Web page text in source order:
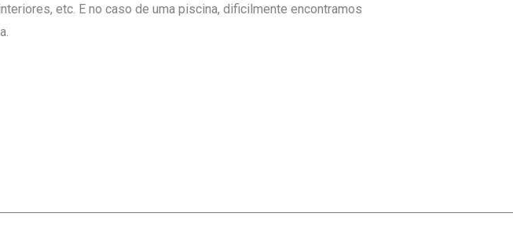
etc. E no caso de uma piscina, dificilmente encontramos